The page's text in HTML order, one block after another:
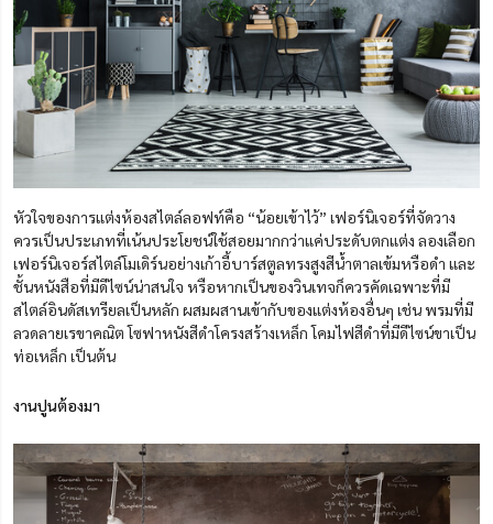
หัวใจของการแต่งห้องสไตล์ลอฟท์คือ “น้อยเข้าไว้” เฟอร์นิเจอร์ที่จัดวาง
ควรเป็นประเภทที่เน้นประโยชน์ใช้สอยมากกว่าแค่ประดับตกแต่ง ลองเลือก
เฟอร์นิเจอร์สไตล์โมเดิร์นอย่างเก้าอี้บาร์สตูลทรงสูงสีน้ำตาลเข้มหรือดำ และ
ชั้นหนังสือที่มีดีไซน์น่าสนใจ หรือหากเป็นของวินเทจก็ควรคัดเฉพาะที่มี
สไตล์อินดัสเทรียลเป็นหลัก ผสมผสานเข้ากับของแต่งห้องอื่นๆ เช่น พรมที่มี
ลวดลายเรขาคณิต โซฟาหนังสีดำโครงสร้างเหล็ก โคมไฟสีดำที่มีดีไซน์ขาเป็น
ท่อเหล็ก เป็นต้น
งานปูนต้องมา